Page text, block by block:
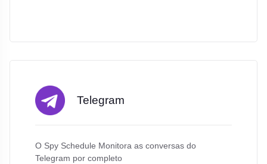
Telegram
O Spy Schedule Monitora as conversas do
Telegram por completo